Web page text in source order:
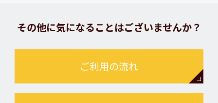
その他に気になることはございませんか？
ご利用の流れ